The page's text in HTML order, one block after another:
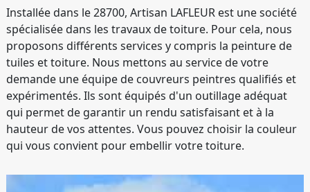
Installée dans le 28700, Artisan LAFLEUR est une société
spécialisée dans les travaux de toiture. Pour cela, nous
proposons différents services y compris la peinture de
tuiles et toiture. Nous mettons au service de votre
demande une équipe de couvreurs peintres qualifiés et
expérimentés. Ils sont équipés d'un outillage adéquat
qui permet de garantir un rendu satisfaisant et à la
hauteur de vos attentes. Vous pouvez choisir la couleur
qui vous convient pour embellir votre toiture.